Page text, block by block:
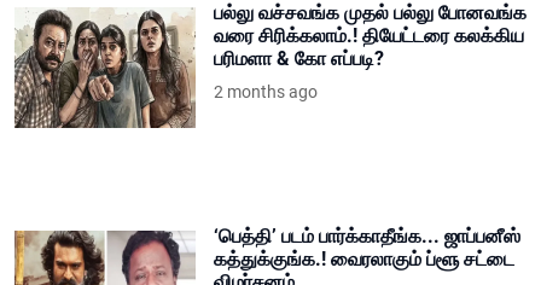
பல்லு வச்சவங்க முதல் பல்லு போனவங்க
வரை சிரிக்கலாம்.! தியேட்டரை கலக்கிய
பரிமளா & கோ எப்படி?
2 months ago
‘பெத்தி’ படம் பார்க்காதீங்க... ஜாப்பனீஸ்
கத்துக்குங்க.! வைரலாகும் ப்ளூ சட்டை